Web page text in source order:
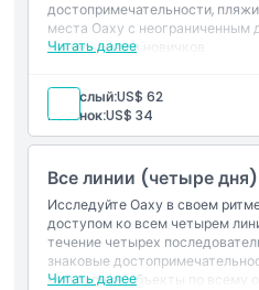
достопримечательности,
места Оаху с неограниченным
Идеально для новичков.
Читать далее
Неограниченный доступ с
выходить на Красной линии
Транспорт с доступом для
Взрослый:US$ 62
Ребенок:US$ 34
Все линии (четыре дня)
Исследуйте Оаху в своем
доступом ко всем четырем
течение четырех
знаковые
культурные объекты по всему
Читать далее